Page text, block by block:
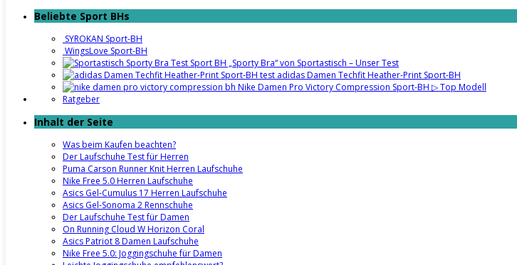
Beliebte Sport BHs
SYROKAN Sport-BH
WingsLove Sport-BH
Sport BH „Sporty Bra“ von Sportastisch – Unser Test
adidas Damen Techfit Heather-Print Sport-BH
Nike Damen Pro Victory Compression Sport-BH ▷ Top Modell
Ratgeber
Inhalt der Seite
Was beim Kaufen beachten?
Der Laufschuhe Test für Herren
Puma Carson Runner Knit Herren Laufschuhe
Nike Free 5.0 Herren Laufschuhe
Asics Gel-Cumulus 17 Herren Laufschuhe
Asics Gel-Sonoma 2 Rennschuhe
Der Laufschuhe Test für Damen
On Running Cloud W Horizon Coral
Asics Patriot 8 Damen Laufschuhe
Nike Free 5.0: Joggingschuhe für Damen